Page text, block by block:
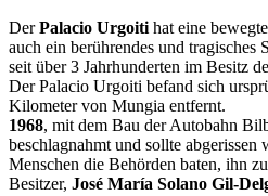
DerPalacio Urgoiti hat eine
auch ein berührendes und tragisches
seit über 3 Jahrhunderten im Besitz
Der Palacio Urgoiti befand sich
Kilometer von Mungia entfernt.
1968, mit dem Bau der Autobahn
beschlagnahmt und sollte
Menschen die Behörden baten, ihn
Besitzer, José María Solano Gil-